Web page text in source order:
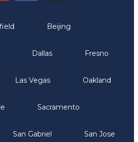
Beijing
Dallas Fresno
Las Vegas Oakland
Sacramento
San Gabriel San Jose